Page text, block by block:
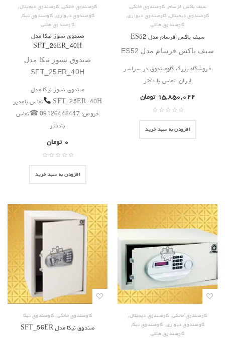
سیف باکس فرسام, گاوصندوق خانگی,
گاوصندوق دیجیتال,گاوصندوق دیواری,
گاوصندوق هتلی
سیف باکس فرسام مدل ES52
سیف باکس فرسام مدل ES52
فروشگاه بزرگ گاوصندوق در سراسر
ایران. تماس با دفتر
۱۵,۸۵۰,۰۲۲ تومان
افزودن به سبد خرید
گاوصندوق خانگی, گاوصندوق دیجیتال,
گاوصندوق دیواری, گاوصندوق نیکا,
گاوصندوق هتلی
صندوق نسوز نیکا مدل
SFT_25ER_40H
صندوق نسوز نیکا مدل
SFT_25ER_40H
صندوق نسوز نیکا مدل
SFT_25ER_40H
تماس بامدیر
فروش؛ 09126448447 ☎تماس
بادفتر
۰ تومان
افزودن به سبد خرید
گاوصندوق خانگی, گاوصندوق دیجیتال,
گاوصندوق دیواری, گاوصندوق نیکا,
گاوصندوق هتلی
گاوصندوق خانگی, گاوصندوق نیکا
صندوق نیکا مدل SFT_56ER